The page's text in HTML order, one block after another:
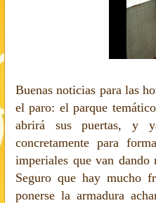
Buenas noticias para las
el paro: el parque
abrirá sus puertas, y
concretamente para
imperiales que van
Seguro que hay mucho
ponerse la armadura